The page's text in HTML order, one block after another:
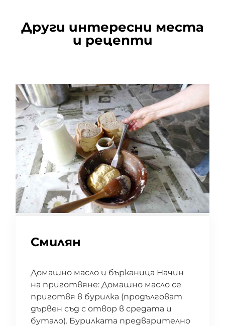
Други интересни места
и рецепти
Смилян
Домашно масло и бърканица Начин
на приготвяне: Домашно масло се
приготвя в бурилка (продълговат
дървен съд с отвор в средата и
бутало). Бурилката предварително